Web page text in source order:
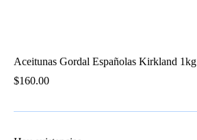
Aceitunas Gordal Españolas Kirkland 1kg
$160.00